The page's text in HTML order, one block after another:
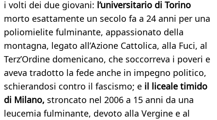
i volti dei due giovani: l’universitario di Torino
morto esattamente un secolo fa a 24 anni per una
poliomielite fulminante, appassionato della
montagna, legato all’Azione Cattolica, alla Fuci, al
Terz’Ordine domenicano, che soccorreva i poveri e
aveva tradotto la fede anche in impegno politico,
schierandosi contro il fascismo; e il liceale timido
di Milano, stroncato nel 2006 a 15 anni da una
leucemia fulminante, devoto alla Vergine e al